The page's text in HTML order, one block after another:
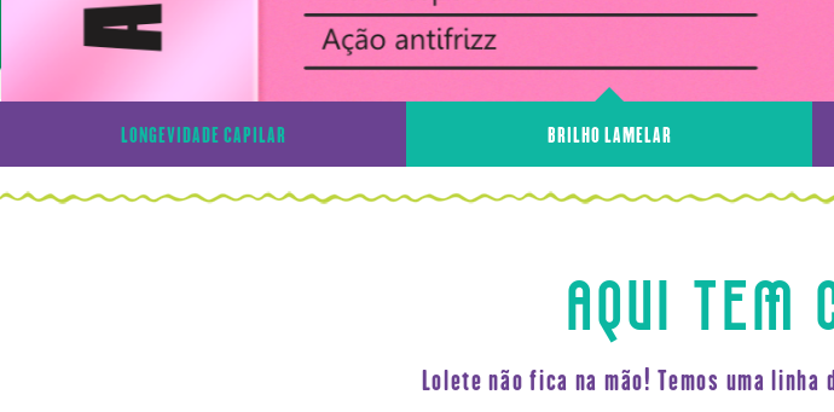
LONGEVIDADE CAPILAR BRILHO LAMELAR
AQUI TEM
Lolete não fica na mão! Temos uma